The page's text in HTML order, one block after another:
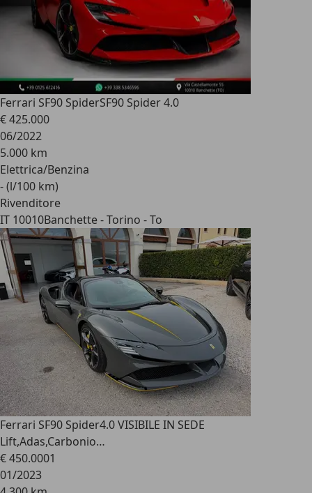
Ferrari SF90 SpiderSF90 Spider 4.0
€ 425.000
06/2022
5.000 km
Elettrica/Benzina
- (l/100 km)
Rivenditore
IT 10010Banchette - Torino - To
Ferrari SF90 Spider4.0 VISIBILE IN SEDE
Lift,Adas,Carbonio…
€ 450.0001
01/2023